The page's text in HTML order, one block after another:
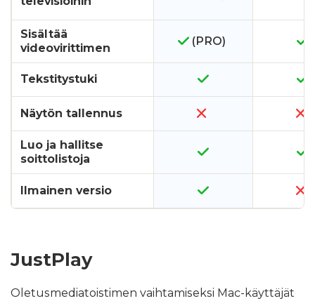
Sisältää
videovirittimen
(PRO)
Tekstitystuki
Näytön tallennus
Luo ja hallitse
soittolistoja
Ilmainen versio
JustPlay
Oletusmediatoistimen vaihtamiseksi Mac-käyttäjät